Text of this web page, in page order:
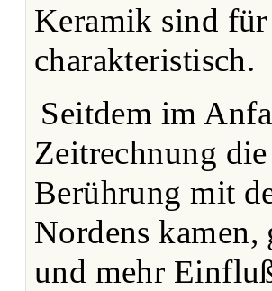
Keramik sind
charakteristisch.
Seitdem im
Zeitrechnung
Berührung mit
Nordens
und mehr